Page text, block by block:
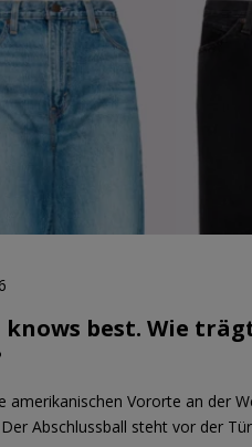
knows best. Wie
amerikanischen Vororte an der
Der Abschlussball steht vor der